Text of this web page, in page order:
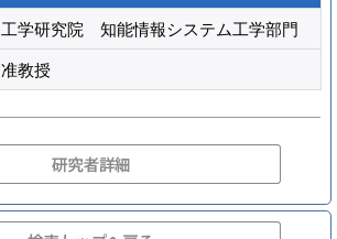
工学研究院 知能情報システム工学部門
准教授